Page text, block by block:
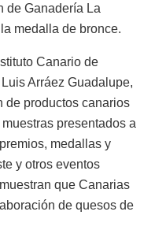
de Ganadería La
medalla de bronce.
Canario de
Arráez Guadalupe,
de productos canarios
presentados a
medallas y
y otros eventos
que Canarias
de quesos de